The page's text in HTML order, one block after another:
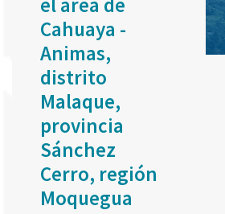
Cahuaya -
Animas,
distrito
Malaque,
provincia
Sánchez
Cerro, región
Moquegua